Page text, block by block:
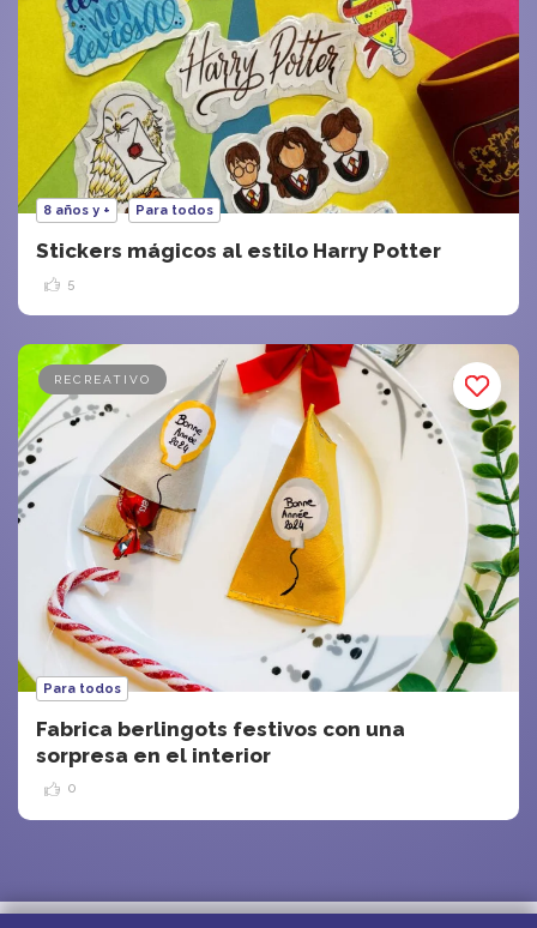
8 años y + Para todos
Stickers mágicos al estilo Harry Potter
5
RECREATIVO
Para todos
Fabrica berlingots festivos con una
sorpresa en el interior
0